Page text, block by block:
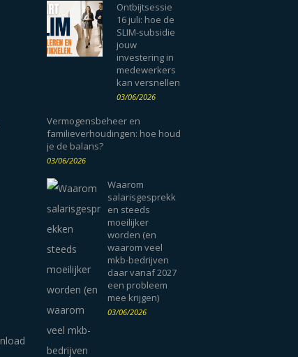
Ontbijtsessie
16 juli: hoe de
SLIM-subsidie
jouw
investering in
medewerkers
kan versnellen
03/06/2026
Vermogensbeheer en
familieverhoudingen: hoe houd
je de balans?
03/06/2026
Waarom
salarisgesprekk
en steeds
moeilijker
worden (en
waarom veel
mkb-bedrijven
daar vanaf 2027
een probleem
mee krijgen)
03/06/2026